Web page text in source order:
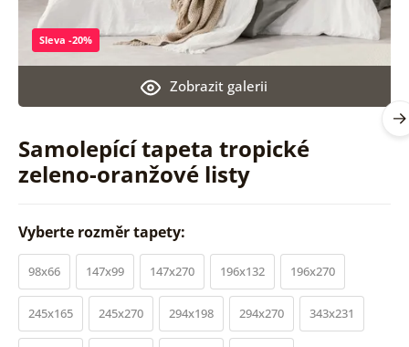
Samolepící tapeta tropické
zeleno-oranžové listy
Zobrazit galerii
Sleva -20%
Vyberte rozměr tapety:
98x66 147x99 147x270 196x132 196x270
245x165 245x270 294x198 294x270 343x231